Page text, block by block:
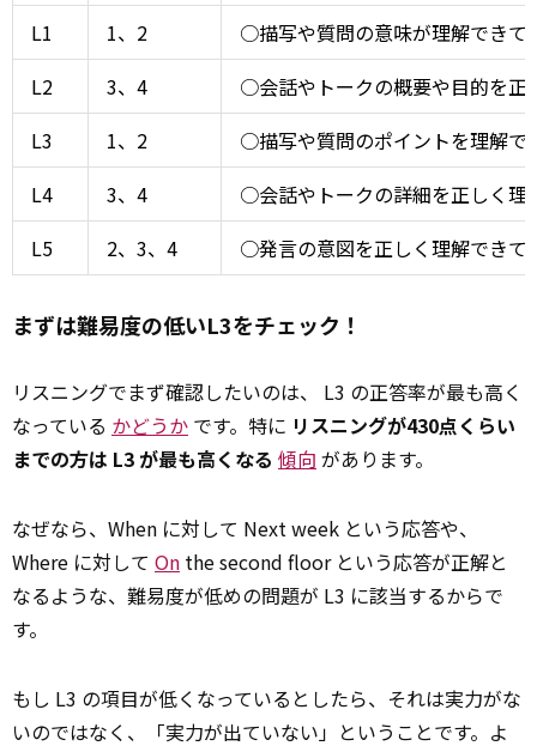
L1
1、2
○描写や質問の意味が理解できて
L2
3、4
○会話やトークの概要や目的を正
L3
1、2
○描写や質問のポイントを理解で
L4
3、4
○会話やトークの詳細を正しく理
L5
2、3、4 ○発言の意図を正しく理解でき
まずは難易度の低いL3をチェック！
リスニングでまず確認したいのは、 L3 の正答率が最も高く
なっている かどうか です。特に リスニングが430点くらい
までの方は L3 が最も高くなる 傾向 があります。
なぜなら、When に対して Next week という応答や、
Where に対して On the second floor という応答が正解と
なるような、難易度が低めの問題が L3 に該当するからで
す。
もし L3 の項目が低くなっているとしたら、それは実力がな
いのではなく、「実力が出ていない」ということです。よ